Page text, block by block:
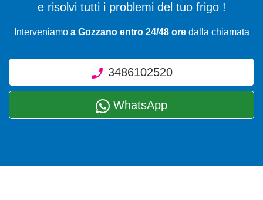
e risolvi tutti i problemi del tuo frigo !
Interveniamo a Gozzano entro 24/48 oredalla chiamata
3486102520
WhatsApp